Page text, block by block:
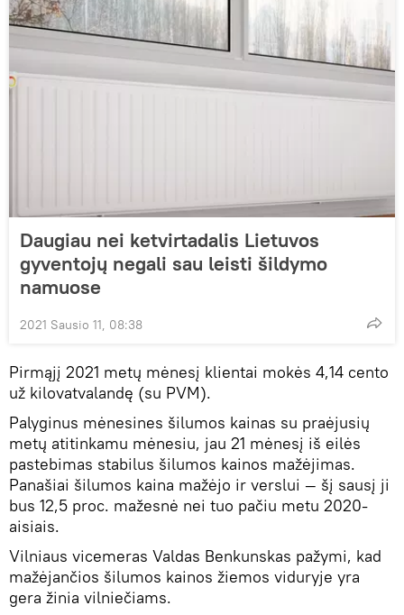
Daugiau nei ketvirtadalis Lietuvos
gyventojų negali sau leisti šildymo
namuose
2021 Sausio 11, 08:38
Pirmąjį 2021 metų mėnesį klientai mokės 4,14 cento
už kilovatvalandę (su PVM).
Palyginus mėnesines šilumos kainas su praėjusių
metų atitinkamu mėnesiu, jau 21 mėnesį iš eilės
pastebimas stabilus šilumos kainos mažėjimas.
Panašiai šilumos kaina mažėjo ir verslui — šį sausį ji
bus 12,5 proc. mažesnė nei tuo pačiu metu 2020-
aisiais.
Vilniaus vicemeras Valdas Benkunskas pažymi, kad
mažėjančios šilumos kainos žiemos viduryje yra
gera žinia vilniečiams.